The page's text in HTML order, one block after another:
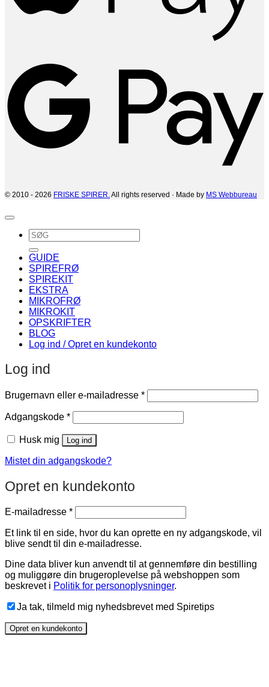
© 2010 - 2026 FRISKE SPIRER.All rights reserved · Made by MS Webbureau
Søg
efter:
GUIDE
SPIREFRØ
SPIREKIT
EKSTRA
MIKROFRØ
MIKROKIT
OPSKRIFTER
BLOG
Log ind / Opret en kundekonto
Log ind
Brugernavn eller e-mailadresse *Påkrævet
Adgangskode *Påkrævet
Husk mig Log ind
Mistet din adgangskode?
Opret en kundekonto
E-mailadresse *Påkrævet
Et link til en side, hvor du kan oprette en ny adgangskode, vil
blive sendt til din e-mailadresse.
Dine data bliver kun anvendt til at gennemføre din bestilling
og muliggøre din brugeroplevelse på webshoppen som
beskrevet i Politik for personoplysninger.
Ja tak, tilmeld mig nyhedsbrevet med Spiretips
Opret en kundekonto